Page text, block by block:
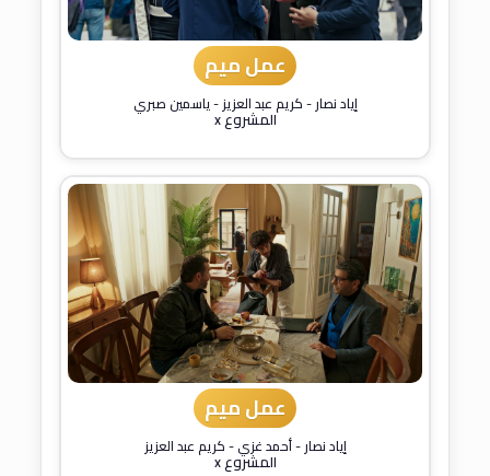
عمل ميم
إياد نصار-كريم عبد العزيز-ياسمين صبري
المشروع x
عمل ميم
إياد نصار-أحمد غزي-كريم عبد العزيز
المشروع x